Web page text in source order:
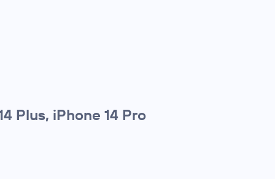
Plus, iPhone 14 Pro